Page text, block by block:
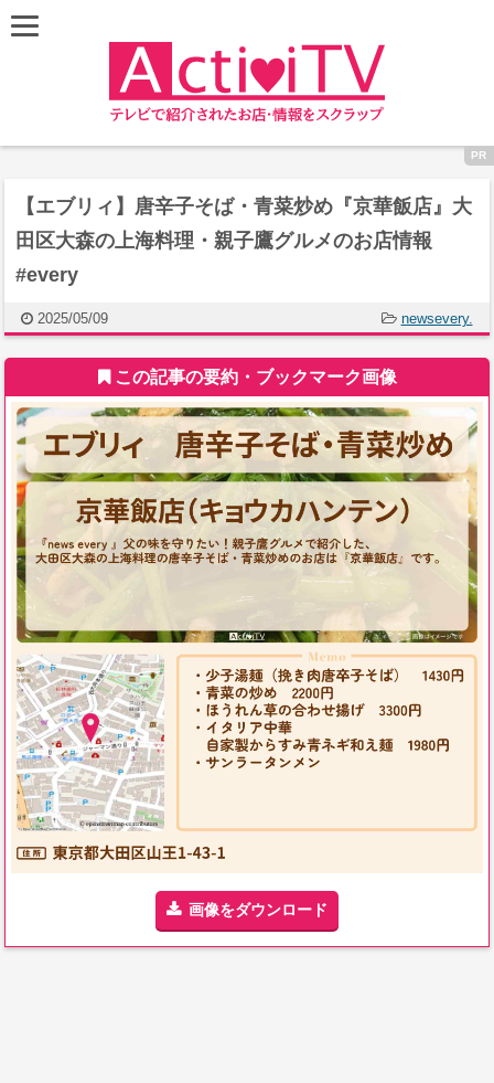
【エブリィ】唐辛子そば・青菜炒め『京華飯店』大
田区大森の上海料理・親子鷹グルメのお店情報
#every
2025/05/09 newsevery.
この記事の要約・ブックマーク画像
画像をダウンロード